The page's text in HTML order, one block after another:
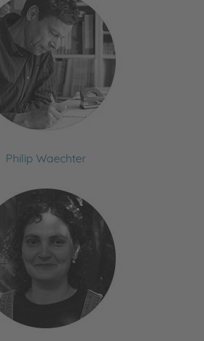
Philip Waechter